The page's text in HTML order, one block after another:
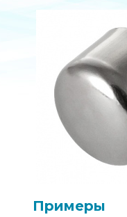
Примеры